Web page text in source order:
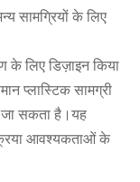
सामग्रियों के लिए
लिए डिज़ाइन किया
प्लास्टिक सामग्री
जा सकता है।यह
आवश्यकताओं के